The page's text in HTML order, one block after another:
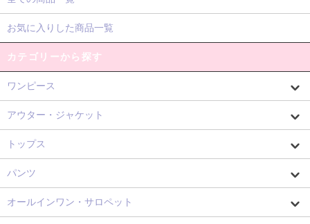
お気に入りした商品一覧
カテゴリーから探す
ワンピース
アウター・ジャケット
トップス
パンツ
オールインワン・サロペット